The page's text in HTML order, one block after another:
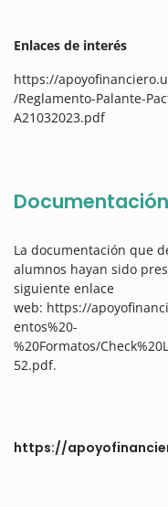
Enlaces de interés
https://
/Reglamento-Palante-
A21032023.pdf
La documentación que
alumnos hayan sido
siguiente enlace
web: https://
entos%20-
%20Formatos/
52.pdf.